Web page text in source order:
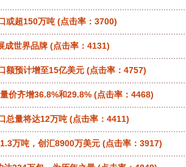
或超150万吨 (点击率：3700)
成世界品牌 (点击率：4131)
额预计增至15亿美元 (点击率：4757)
价齐增36.8%和29.8% (点击率：4468)
总量将达12万吨 (点击率：4411)
万吨，创汇8900万美元 (点击率：3917)